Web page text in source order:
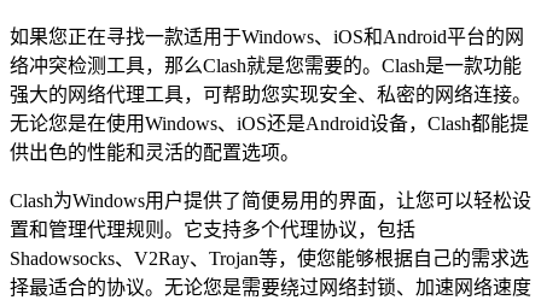
如果您正在寻找一款适用于Windows、iOS和Android平台的网
络冲突检测工具，那么Clash就是您需要的。Clash是一款功能
强大的网络代理工具，可帮助您实现安全、私密的网络连接。
无论您是在使用Windows、iOS还是Android设备，Clash都能提
供出色的性能和灵活的配置选项。
Clash为Windows用户提供了简便易用的界面，让您可以轻松设
置和管理代理规则。它支持多个代理协议，包括
Shadowsocks、V2Ray、Trojan等，使您能够根据自己的需求选
择最适合的协议。无论您是需要绕过网络封锁、加速网络速度